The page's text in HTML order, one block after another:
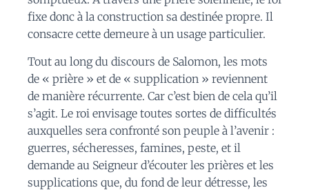
fixe donc à la construction sa destinée propre. Il
consacre cette demeure à un usage particulier.
Tout au long du discours de Salomon, les mots
de « prière » et de « supplication » reviennent
de manière récurrente. Car c’est bien de cela qu’il
s’agit. Le roi envisage toutes sortes de difficultés
auxquelles sera confronté son peuple à l’avenir :
guerres, sécheresses, famines, peste, et il
demande au Seigneur d’écouter les prières et les
supplications que, du fond de leur détresse, les